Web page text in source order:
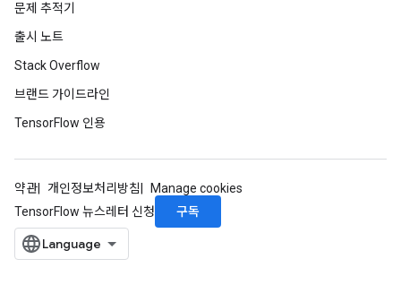
문제 추적기
출시 노트
Stack Overflow
브랜드 가이드라인
TensorFlow 인용
약관 개인정보처리방침
Manage cookies
TensorFlow 뉴스레터 신청
구독